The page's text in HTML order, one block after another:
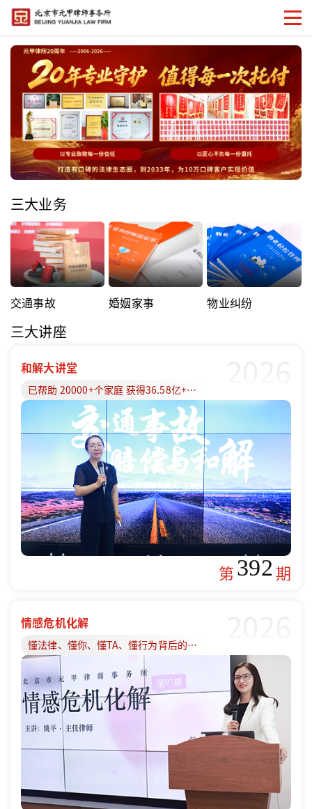
三大业务
交通事故 婚姻家事 物业纠纷
三大讲座
和解大讲堂
已帮助 20000+个家庭 获得36.58亿+赔偿款
第392期
情感危机化解
懂法律、懂你、懂TA、懂行为背后的原因